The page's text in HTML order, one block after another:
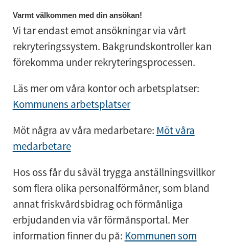
Varmt välkommen med din ansökan!
Vi tar endast emot ansökningar via vårt
rekryteringssystem. Bakgrundskontroller kan
förekomma under rekryteringsprocessen.
Läs mer om våra kontor och arbetsplatser:
Kommunens arbetsplatser
Möt några av våra medarbetare: Möt våra
medarbetare
Hos oss får du såväl trygga anställningsvillkor
som flera olika personalförmåner, som bland
annat friskvårdsbidrag och förmånliga
erbjudanden via vår förmånsportal. Mer
information finner du på: Kommunen som